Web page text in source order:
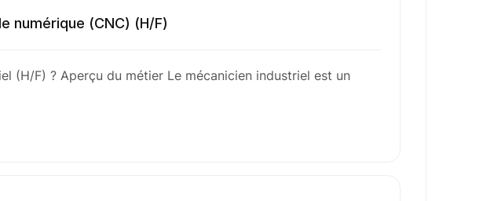
numérique (CNC) (H/F)
(H/F) ? Aperçu du métier Le mécanicien industriel est un